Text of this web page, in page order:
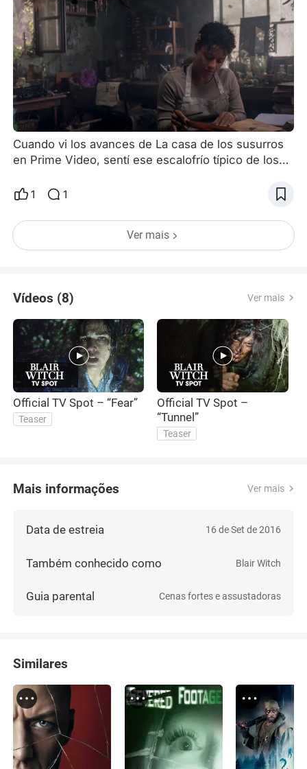
Cuando vi los avances de La casa de los susurros
en Prime Video, sentí ese escalofrío típico de los
películas que logran equilibrar el uso de los clichés
es exactamente lo que sentí con La casa de los
susurros. La película toma todo lo que ya
conocemos del horror clásico: mansiones aisladas,
1 1
Ver mais
Vídeos (8) Ver mais
Official TV Spot – “Fear”
Teaser
Official TV Spot –
“Tunnel”
Teaser
Mais informações Ver mais
Data de estreia 16 de Set de 2016
Também conhecido como Blair Witch
Guia parental Cenas fortes e assustadoras
Similares